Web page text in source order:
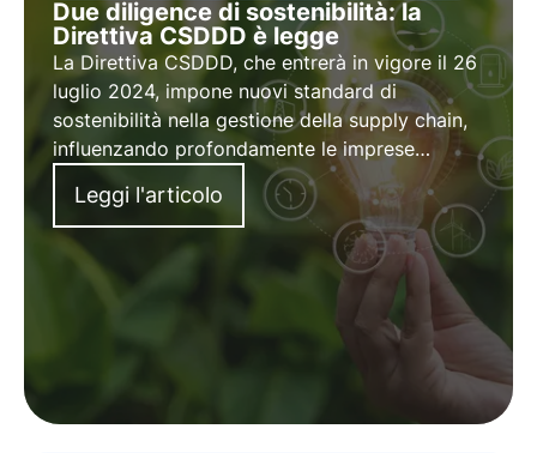
Due diligence di sostenibilità: la
Direttiva CSDDD è legge
La Direttiva CSDDD, che entrerà in vigore il 26
luglio 2024, impone nuovi standard di
sostenibilità nella gestione della supply chain,
influenzando profondamente le imprese
europee. Approfondisci in questo articolo cosa
prevede la CSDDD o Supply Chain Act, gli
obblighi e gli ambiti di applicazione.
Leggi l'articolo